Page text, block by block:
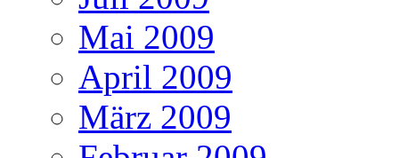
Mai 2009
April 2009
März 2009